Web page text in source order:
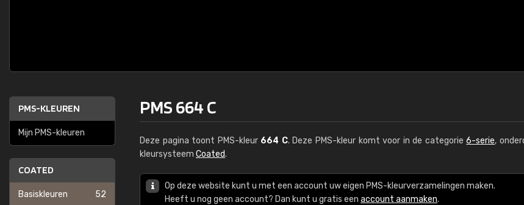
PMS-KLEUREN
Mijn PMS-kleuren
COATED
Basiskleuren 52
PMS 664 C
Deze pagina toont PMS-kleur 664 C. Deze PMS-kleur komt voor in de categorie6-serie,
kleursysteem Coated.
Op deze website kunt u met een account uw eigen PMS-kleurverzamelingen maken.
Heeft u nog geen account? Dan kunt u gratis een account aanmaken.